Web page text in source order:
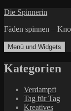
Zum
springen
Die Spinnerin
Fäden spinnen –
Menü und Widgets
Kategorien
Verdampft
Tag für Tag
Kreatives